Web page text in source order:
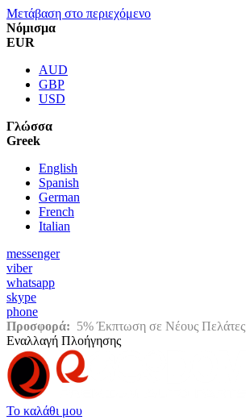
Μετάβαση στο περιεχόμενο
Νόμισμα
EUR
AUD
GBP
USD
Γλώσσα
Greek
English
Spanish
German
French
Italian
messenger
viber
whatsapp
skype
phone
Προσφορά: 5% Έκπτωση σε Νέους Πελάτες
Εναλλαγή Πλοήγησης
Το καλάθι μου